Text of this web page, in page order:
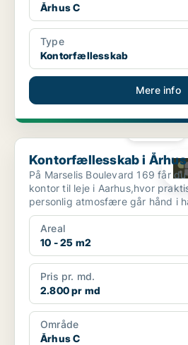
Århus C
Type
Kontorfællesskab
Mere info
Kontorfællesskab i Århus C
Kontorfællesskab i Århus
På Marselis Boulevard 169 får
kontor til leje i Aarhus,hvor
personlig atmosfære går hånd i
Areal
10 - 25 m2
Pris pr. md.
2.800 pr md
Område
Århus C